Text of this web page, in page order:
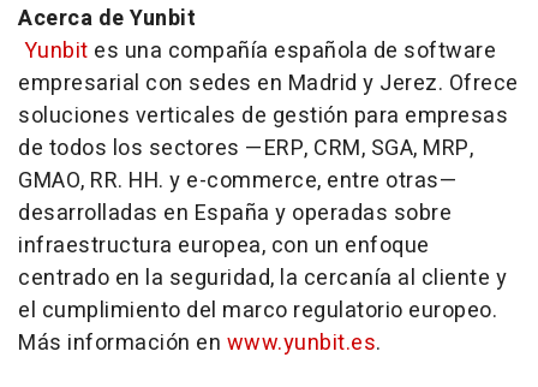
Acerca de Yunbit
Yunbit es una compañía española de software
empresarial con sedes en Madrid y Jerez. Ofrece
soluciones verticales de gestión para empresas
de todos los sectores —ERP, CRM, SGA, MRP,
GMAO, RR. HH. y e-commerce, entre otras—
desarrolladas en España y operadas sobre
infraestructura europea, con un enfoque
centrado en la seguridad, la cercanía al cliente y
el cumplimiento del marco regulatorio europeo.
Más información en www.yunbit.es.